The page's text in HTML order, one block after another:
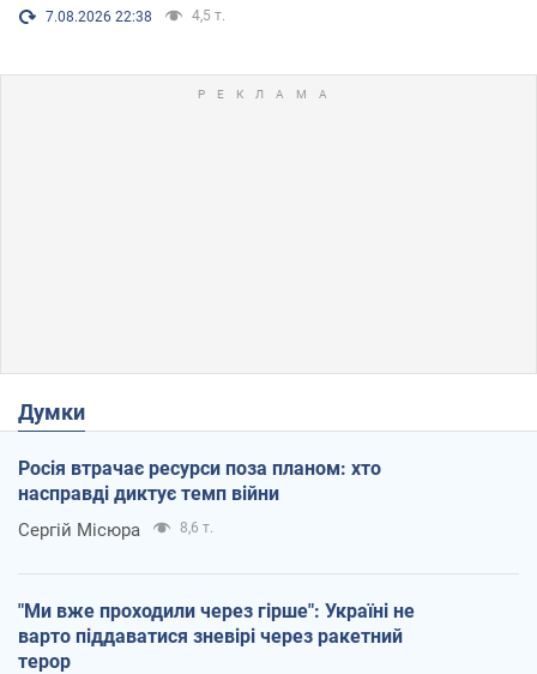
7.08.2026 22:38 4,5 т.
Думки
Росія втрачає ресурси поза планом: хто
насправді диктує темп війни
Сергій Місюра 8,6 т.
"Ми вже проходили через гірше": Україні не
варто піддаватися зневірі через ракетний
терор